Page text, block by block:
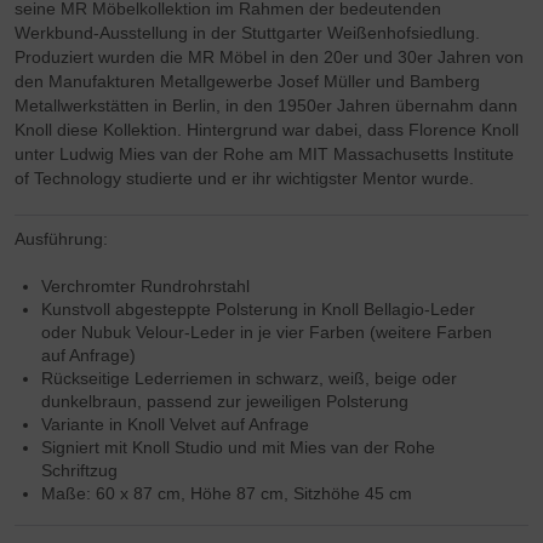
seine MR Möbelkollektion im Rahmen der bedeutenden
Werkbund-Ausstellung in der Stuttgarter Weißenhofsiedlung.
Produziert wurden die MR Möbel in den 20er und 30er Jahren von
den Manufakturen Metallgewerbe Josef Müller und Bamberg
Metallwerkstätten in Berlin, in den 1950er Jahren übernahm dann
Knoll diese Kollektion. Hintergrund war dabei, dass Florence Knoll
unter Ludwig Mies van der Rohe am MIT Massachusetts Institute
of Technology studierte und er ihr wichtigster Mentor wurde.
Ausführung:
Verchromter Rundrohrstahl
Kunstvoll abgesteppte Polsterung in Knoll Bellagio-Leder
oder Nubuk Velour-Leder in je vier Farben (weitere Farben
auf Anfrage)
Rückseitige Lederriemen in schwarz, weiß, beige oder
dunkelbraun, passend zur jeweiligen Polsterung
Variante in Knoll Velvet auf Anfrage
Signiert mit Knoll Studio und mit Mies van der Rohe
Schriftzug
Maße: 60 x 87 cm, Höhe 87 cm, Sitzhöhe 45 cm